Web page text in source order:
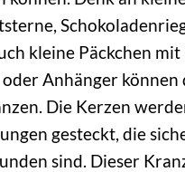
kleine Päckchen mit
Anhänger können
Die Kerzen
gesteckt, die
sind. Dieser